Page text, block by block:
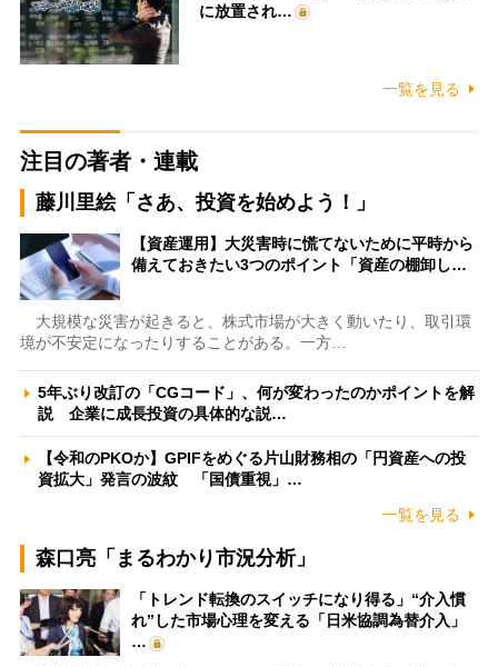
に放置され…
一覧を見る
注目の著者・連載
藤川里絵「さあ、投資を始めよう！」
【資産運用】大災害時に慌てないために平時から
備えておきたい3つのポイント「資産の棚卸し…
大規模な災害が起きると、株式市場が大きく動いたり、取引環
境が不安定になったりすることがある。一方…
5年ぶり改訂の「CGコード」、何が変わったのかポイントを解
説 企業に成長投資の具体的な説…
【令和のPKOか】GPIFをめぐる片山財務相の「円資産への投
資拡大」発言の波紋 「国債重視」…
一覧を見る
森口亮「まるわかり市況分析」
「トレンド転換のスイッチになり得る」“介入慣
れ”した市場心理を変える「日米協調為替介入」
…